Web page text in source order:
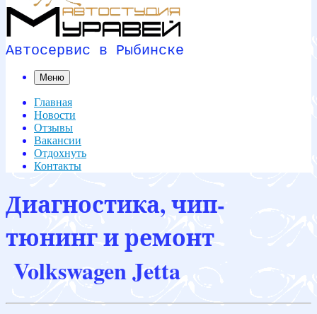
Автосервис в Рыбинске
Меню
Главная
Новости
Отзывы
Вакансии
Отдохнуть
Контакты
Диагностика, чип-
тюнинг и ремонт
Volkswagen Jetta